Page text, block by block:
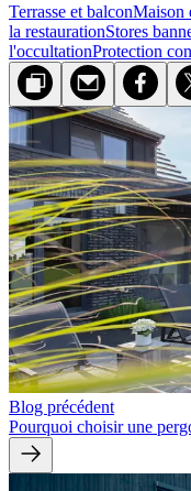
Terrasse et balconMaison
la restaurationStores
l'occultationProtection
Blog précédent
Pourquoi choisir une